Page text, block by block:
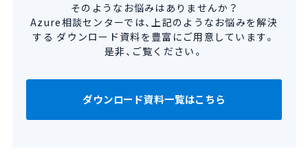
そのようなお悩みはありませんか？
Azure相談センターでは、上記のようなお悩みを解決
する ダウンロード資料を豊富にご用意しています。
是非、ご覧ください。
ダウンロード資料一覧はこちら